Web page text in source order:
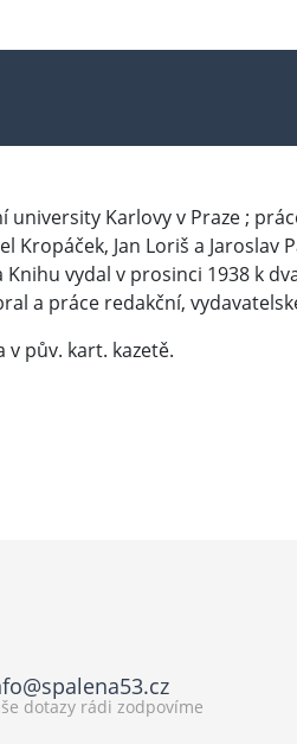
Karlovy v Praze ;
Jan Loriš a Jaroslav
vydal v prosinci 1938 k
a práce redakční,
v pův. kart. kazetě.
dotazy rádi zodpovíme